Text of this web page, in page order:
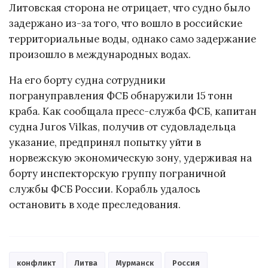
Литовская сторона не отрицает, что судно было
задержано из-за того, что вошло в российские
территориальные воды, однако само задержание
произошло в международных водах.
На его борту судна сотрудники
погрануправления ФСБ обнаружили 15 тонн
краба. Как сообщала пресс-служба ФСБ, капитан
судна Juros Vilkas, получив от судовладельца
указание, предпринял попытку уйти в
норвежскую экономическую зону, удерживая на
борту инспекторскую группу пограничной
службы ФСБ России. Корабль удалось
остановить в ходе преследования.
конфликт Литва Мурманск Россия